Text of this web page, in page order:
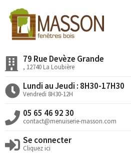
Accueil
Nos Valeurs
Nos Produits
Nos Réalisations
Actualités
79 Rue Devèze Grande
, 12740 La Loubière
Lundi au Jeudi : 8H30-17H30
Vendredi 8H30-12H
05 65 46 92 30
contact@menuiserie-masson.com
Se connecter
Cliquez ici